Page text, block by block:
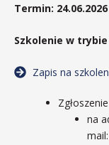
Termin:
Szkolenie w
Zapis na
na
mail: